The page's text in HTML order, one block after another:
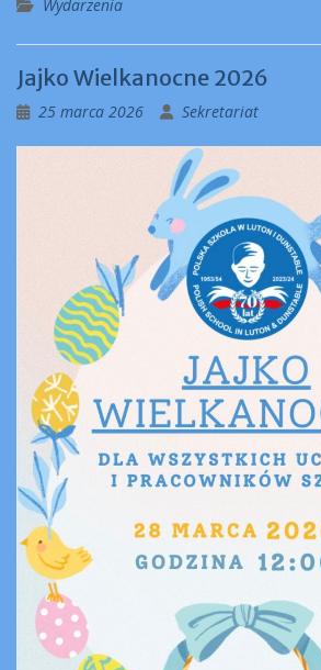
Wydarzenia
Jajko Wielkanocne 2026
25 marca 2026 Sekretariat